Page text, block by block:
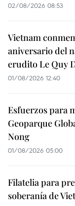
02/08/2026 08:53
Vietnam
aniversario del
erudito Le Quy
01/08/2026 12:40
Esfuerzos para
Geoparque
Nong
01/08/2026 05:00
Filatelia para
soberanía de